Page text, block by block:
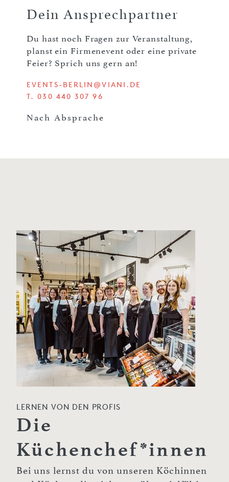
Dein Ansprechpartner
Du hast noch Fragen zur Veranstaltung,
planst ein Firmenevent oder eine private
Feier? Sprich uns gern an!
EVENTS-BERLIN@VIANI.DE
T. 030 440 307 96
Nach Absprache
LERNEN VON DEN PROFIS
Die
Küchenchef*innen
Bei uns lernst du von unseren Köchinnen